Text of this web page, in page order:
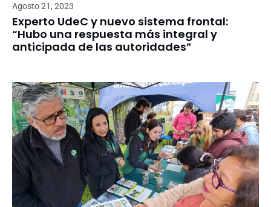
Agosto 21, 2023
Experto UdeC y nuevo sistema frontal:
“Hubo una respuesta más integral y
anticipada de las autoridades”